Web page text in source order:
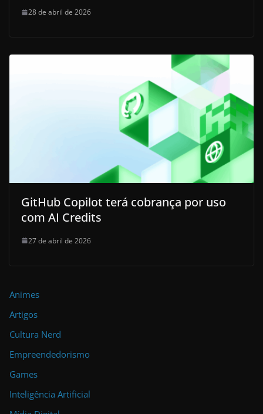
28 de abril de 2026
GitHub Copilot terá cobrança por uso
com AI Credits
27 de abril de 2026
Animes
Artigos
Cultura Nerd
Empreendedorismo
Games
Inteligência Artificial